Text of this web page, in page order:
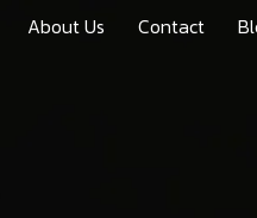
About Us Contact